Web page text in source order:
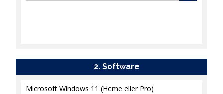
Software
Microsoft Windows 11 (Home eller Pro)